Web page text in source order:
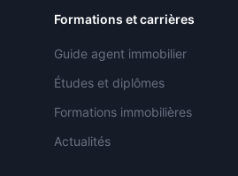
Formations et carrières
Guide agent immobilier
Études et diplômes
Formations immobilières
Actualités